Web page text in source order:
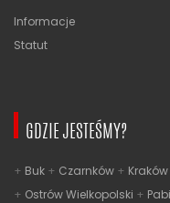
Informacje
Statut
GDZIE JESTEŚMY?
Buk Czarnków Kraków
Ostrów Wielkopolski